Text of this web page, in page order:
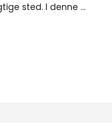
sted. I denne …